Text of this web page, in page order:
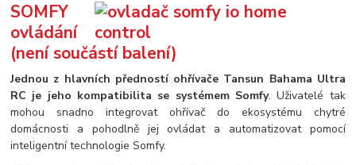
SOMFY
ovládání
(není součástí balení)
Jednou z hlavních předností ohřívače Tansun Bahama Ultra
RC je jeho kompatibilita se systémem Somfy. Uživatelé tak
mohou snadno integrovat ohřívač do ekosystému chytré
domácnosti a pohodlně jej ovládat a automatizovat pomocí
inteligentní technologie Somfy.